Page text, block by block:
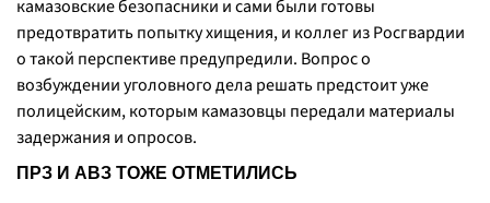
камазовские безопасники и сами были готовы
предотвратить попытку хищения, и коллег из Росгвардии
о такой перспективе предупредили. Вопрос о
возбуждении уголовного дела решать предстоит уже
полицейским, которым камазовцы передали материалы
задержания и опросов.
ПРЗ И АВЗ ТОЖЕ ОТМЕТИЛИСЬ